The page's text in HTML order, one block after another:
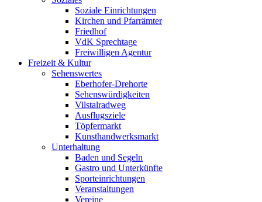
Soziale Einrichtungen
Kirchen und Pfarrämter
Friedhof
VdK Sprechtage
Freiwilligen Agentur
Freizeit & Kultur
Sehenswertes
Eberhofer-Drehorte
Sehenswürdigkeiten
Vilstalradweg
Ausflugsziele
Töpfermarkt
Kunsthandwerksmarkt
Unterhaltung
Baden und Segeln
Gastro und Unterkünfte
Sporteinrichtungen
Veranstaltungen
Vereine